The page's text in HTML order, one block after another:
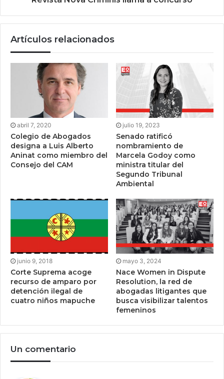
Artículos relacionados
abril 7, 2020
Colegio de Abogados
designa a Luis Alberto
Aninat como miembro del
Consejo del CAM
julio 19, 2023
Senado ratificó
nombramiento de
Marcela Godoy como
ministra titular del
Segundo Tribunal
Ambiental
junio 9, 2018
Corte Suprema acoge
recurso de amparo por
detención ilegal de
cuatro niños mapuche
mayo 3, 2024
Nace Women in Dispute
Resolution, la red de
abogadas litigantes que
busca visibilizar talentos
femeninos
Un comentario